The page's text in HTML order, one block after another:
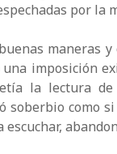
por la
maneras
imposición
la lectura
soberbio como
escuchar,